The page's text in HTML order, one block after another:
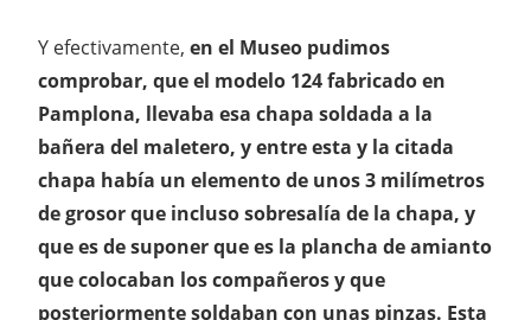
Y efectivamente, en el Museo pudimos
comprobar, que el modelo 124 fabricado en
Pamplona, llevaba esa chapa soldada a la
bañera del maletero, y entre esta y la citada
chapa había un elemento de unos 3 milímetros
de grosor que incluso sobresalía de la chapa, y
que es de suponer que es la plancha de amianto
que colocaban los compañeros y que
posteriormente soldaban con unas pinzas. Esta